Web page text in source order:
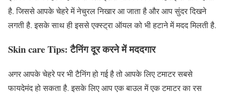
है. जिससे आपके चेहरे में नेचुरल निखार आ जाता है और आप सुंदर दिखने
लगती है. इसके साथ ही इससे एक्स्ट्रा ऑयल को भी हटाने में मदद मिलती है.
Skin care Tips:टैनिंग दूर करने में मददगार
अगर आपके चेहरे पर भी टैनिंग हो गई है तो आपके लिए टमाटर सबसे
फायदेमंद हो सकता है. इसके लिए आप एक बाउल में एक टमाटर का रस